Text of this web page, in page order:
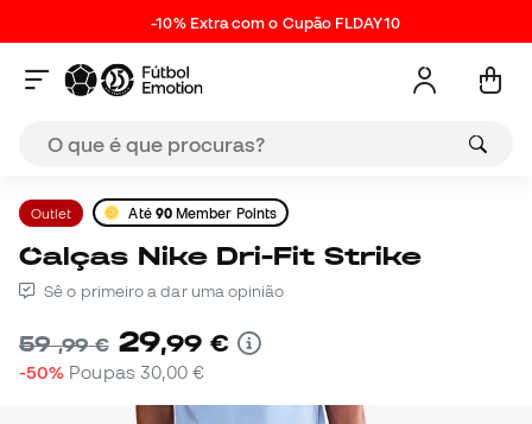
-10% Extra com o Cupão FLDAY10
Outlet Até 90Member Points
Calças Nike Dri-Fit Strike
Sê o primeiro a dar uma opinião
59,99 € 29,99 €
-50% Poupas 30,00 €